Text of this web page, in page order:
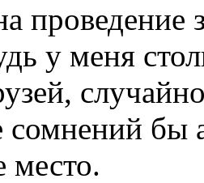
у меня
сомнений бы
место.